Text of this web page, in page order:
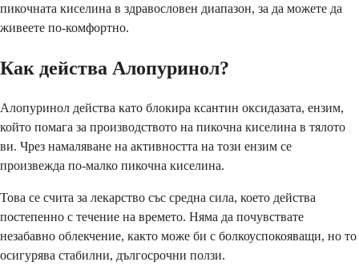
пикочната киселина в здравословен диапазон, за да можете да
живеете по-комфортно.
Как действа Алопуринол?
Алопуринол действа като блокира ксантин оксидазата, ензим,
който помага за производството на пикочна киселина в тялото
ви. Чрез намаляване на активността на този ензим се
произвежда по-малко пикочна киселина.
Това се счита за лекарство със средна сила, което действа
постепенно с течение на времето. Няма да почувствате
незабавно облекчение, както може би с болкоуспокояващи, но то
осигурява стабилни, дългосрочни ползи.